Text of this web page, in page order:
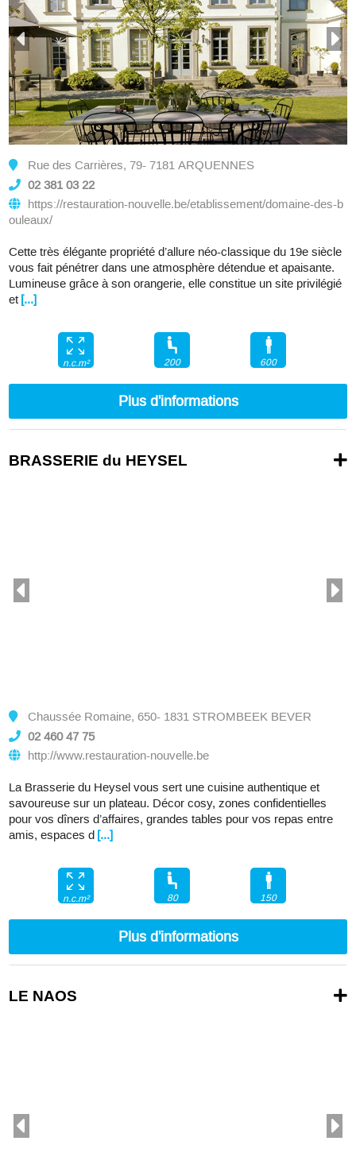
Rue des Carrières, 79- 7181 ARQUENNES
02 381 03 22
https://restauration-nouvelle.be/etablissement/domaine-des-b
ouleaux/
Cette très élégante propriété d’allure néo-classique du 19e siècle
vous fait pénétrer dans une atmosphère détendue et apaisante.
Lumineuse grâce à son orangerie, elle constitue un site privilégié
et [...]
n.c.m² 200 600
Plus d'informations
BRASSERIE du HEYSEL
Chaussée Romaine, 650- 1831 STROMBEEK BEVER
02 460 47 75
http://www.restauration-nouvelle.be
La Brasserie du Heysel vous sert une cuisine authentique et
savoureuse sur un plateau. Décor cosy, zones confidentielles
pour vos dîners d’affaires, grandes tables pour vos repas entre
amis, espaces d [...]
n.c.m² 80 150
Plus d'informations
LE NAOS